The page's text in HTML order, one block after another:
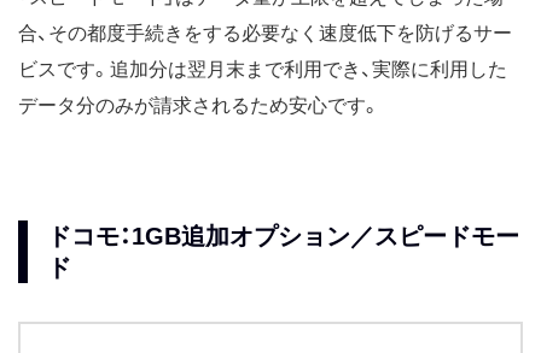
合、その都度手続きをする必要なく速度低下を防げるサー
ビスです。追加分は翌月末まで利用でき、実際に利用した
データ分のみが請求されるため安心です。
ドコモ：1GB追加オプション／スピードモー
ド